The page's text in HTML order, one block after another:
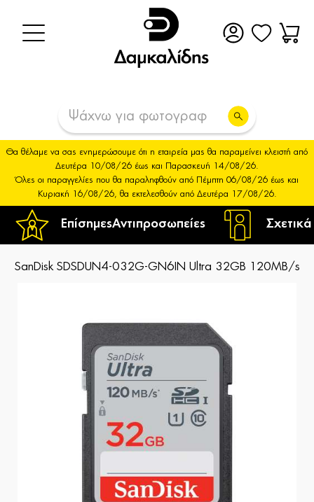
ΕπίσημεςΑντιπροσωπείες
Θα θέλαμε να σας ενημερώσουμε ότι η εταιρεία μας θα παραμείνει κλειστή από
Δευτέρα 10/08/26 έως και Παρασκευή 14/08/26.
Όλες οι παραγγελίες που θα παραληφθούν από Πέμπτη 06/08/26 έως και
Κυριακή 16/08/26, θα εκτελεσθούν από Δευτέρα 17/08/26.
SanDisk SDSDUN4-032G-GN6IN Ultra 32GB 120MB/s